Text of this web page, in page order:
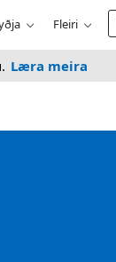
Fleiri
Læra meira